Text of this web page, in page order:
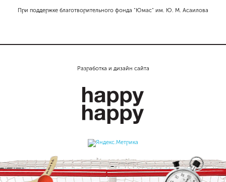
При поддержке благотворительного фонда "Юмас" им. Ю. М. Асаилова
Разработка и дизайн сайта